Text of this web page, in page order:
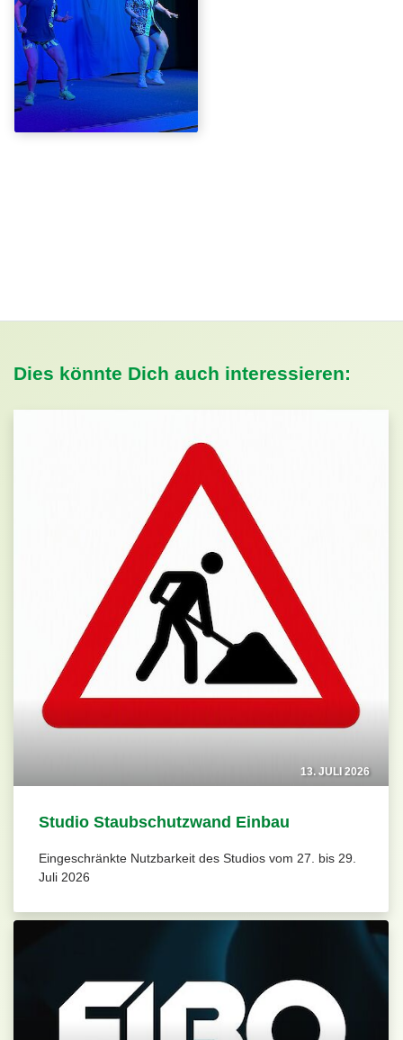
Dies könnte Dich auch interessieren:
13. JULI 2026
Studio Staubschutzwand Einbau
Eingeschränkte Nutzbarkeit des Studios vom 27. bis 29.
Juli 2026